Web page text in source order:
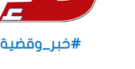
#خبر_وقضية